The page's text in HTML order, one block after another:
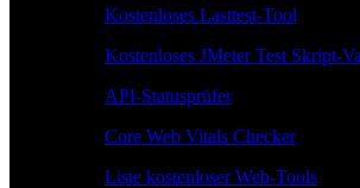
Kostenloses Lasttest-Tool
Kostenloses JMeter Test Skript-
API-Statusprüfer
Core Web Vitals Checker
Liste kostenloser Web-Tools